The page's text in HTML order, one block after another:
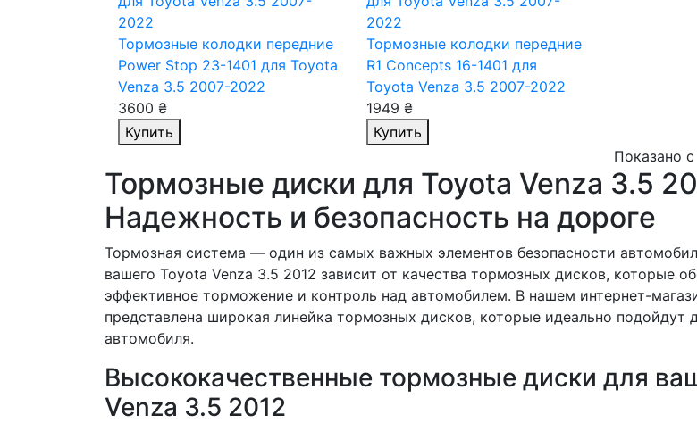
Тормозные колодки передние
Power Stop 23-1401 для Toyota
Venza 3.5 2007-2022
3600 ₴
Купить
Тормозные колодки передние
R1 Concepts 16-1401 для
Toyota Venza 3.5 2007-2022
1949 ₴
Купить
Показано
Тормозные диски для Toyota Venza 3.5
Надежность и безопасность на дороге
Тормозная система — один из самых важных элементов безопасности
вашего Toyota Venza 3.5 2012 зависит от качества тормозных дисков, которые
эффективное торможение и контроль над автомобилем. В нашем интернет-
представлена широкая линейка тормозных дисков, которые идеально подойдут
автомобиля.
Высококачественные тормозные диски для
Venza 3.5 2012